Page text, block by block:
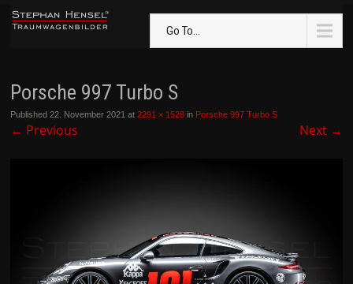
Go To...
Porsche 997 Turbo S
Published22. November 2021 at2291 × 1528 in Porsche 997 Turbo S
← Previous Next →